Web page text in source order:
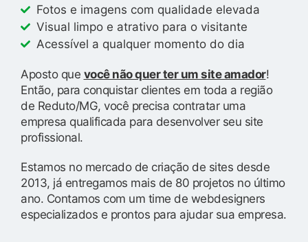
Fotos e imagens com qualidade elevada
Visual limpo e atrativo para o visitante
Acessível a qualquer momento do dia
Aposto que você não quer ter um site amador!
Então, para conquistar clientes em toda a região
de Reduto/MG, você precisa contratar uma
empresa qualificada para desenvolver seu site
profissional.
Estamos no mercado de criação de sites desde
2013, já entregamos mais de 80 projetos no último
ano. Contamos com um time de webdesigners
especializados e prontos para ajudar sua empresa.